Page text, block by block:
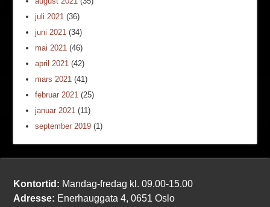
juli 2021 (36)
juni 2021 (34)
mai 2021 (46)
april 2021 (42)
mars 2021 (41)
februar 2021 (25)
januar 2021 (11)
september 2019 (1)
Kontortid: Mandag-fredag kl. 09.00-15.00
Adresse: Enerhauggata 4, 0651 Oslo